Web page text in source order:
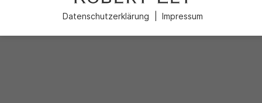
Datenschutzerklärung Impressum